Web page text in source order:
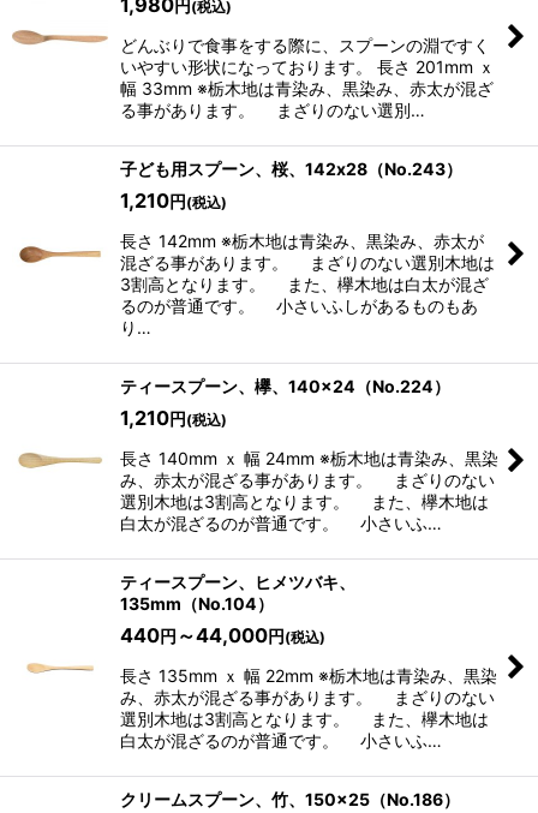
円 (税込)
どんぶりで食事をする際に、スプーンの淵ですく
いやすい形状になっております。 長さ 201mm ｘ
幅 33mm ※栃木地は青染み、黒染み、赤太が混ざ
る事があります。 まざりのない選別…
子ども用スプーン、桜、142x28（No.243）
1,210円(税込)
長さ 142mm ※栃木地は青染み、黒染み、赤太が
混ざる事があります。 まざりのない選別木地は
3割高となります。 また、欅木地は白太が混ざ
るのが普通です。 小さいふしがあるものもあ
り…
ティースプーン、欅、140×24（No.224）
1,210円(税込)
長さ 140mm ｘ 幅 24mm ※栃木地は青染み、黒染
み、赤太が混ざる事があります。 まざりのない
選別木地は3割高となります。 また、欅木地は
白太が混ざるのが普通です。 小さいふ…
ティースプーン、ヒメツバキ、
135mm（No.104）
440円 ～44,000円(税込)
長さ 135mm ｘ 幅 22mm ※栃木地は青染み、黒染
み、赤太が混ざる事があります。 まざりのない
選別木地は3割高となります。 また、欅木地は
白太が混ざるのが普通です。 小さいふ…
クリームスプーン、竹、150×25（No.186）